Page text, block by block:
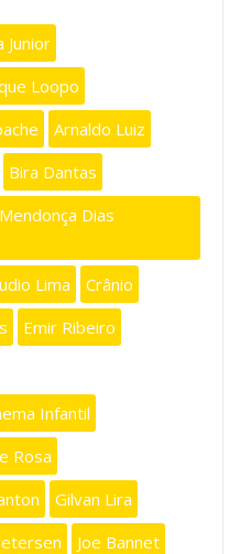
Junior
Loopo
Arnaldo Luiz
Bira Dantas
Dias
Lima
Crânio
Emir Ribeiro
Infantil
Rosa
Gilvan Lira
Joe Bannet